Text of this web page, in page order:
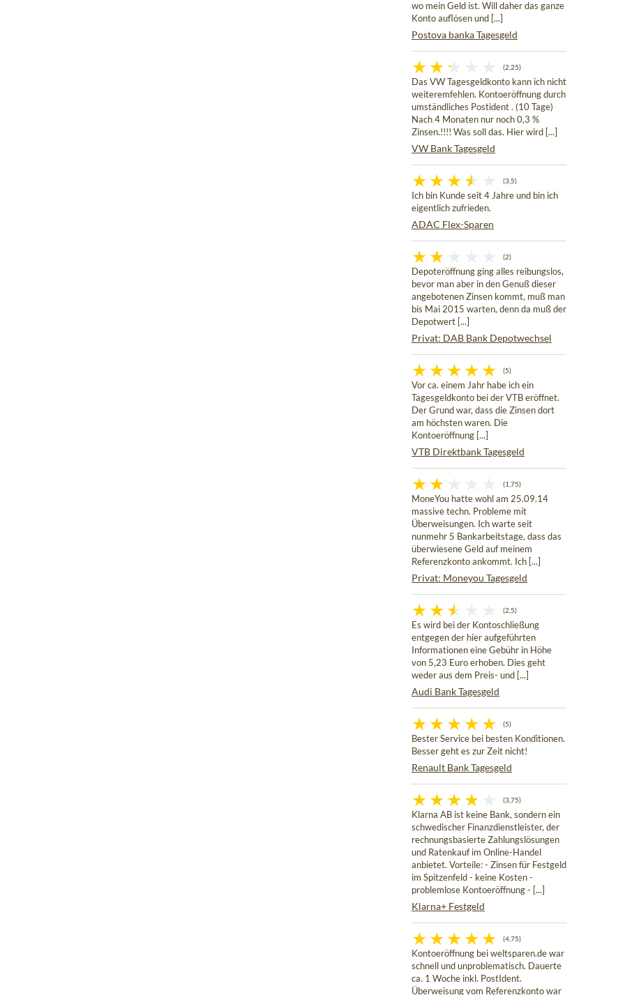
wo mein Geld ist. Will daher das ganze
Konto auflösen und [...]
Postova banka Tagesgeld
(2,25)
Das VW Tagesgeldkonto kann ich nicht
weiteremfehlen. Kontoeröffnung durch
umständliches Postident . (10 Tage)
Nach 4 Monaten nur noch 0,3 %
Zinsen.!!!! Was soll das. Hier wird [...]
VW Bank Tagesgeld
(3,5)
Ich bin Kunde seit 4 Jahre und bin ich
eigentlich zufrieden.
ADAC Flex-Sparen
(2)
Depoteröffnung ging alles reibungslos,
bevor man aber in den Genuß dieser
angebotenen Zinsen kommt, muß man
bis Mai 2015 warten, denn da muß der
Depotwert [...]
Privat: DAB Bank Depotwechsel
(5)
Vor ca. einem Jahr habe ich ein
Tagesgeldkonto bei der VTB eröffnet.
Der Grund war, dass die Zinsen dort
am höchsten waren. Die
Kontoeröffnung [...]
VTB Direktbank Tagesgeld
(1,75)
MoneYou hatte wohl am 25.09.14
massive techn. Probleme mit
Überweisungen. Ich warte seit
nunmehr 5 Bankarbeitstage, dass das
überwiesene Geld auf meinem
Referenzkonto ankommt. Ich [...]
Privat: Moneyou Tagesgeld
(2,5)
Es wird bei der Kontoschließung
entgegen der hier aufgeführten
Informationen eine Gebühr in Höhe
von 5,23 Euro erhoben. Dies geht
weder aus dem Preis- und [...]
Audi Bank Tagesgeld
(5)
Bester Service bei besten Konditionen.
Besser geht es zur Zeit nicht!
Renault Bank Tagesgeld
(3,75)
Klarna AB ist keine Bank, sondern ein
schwedischer Finanzdienstleister, der
rechnungsbasierte Zahlungslösungen
und Ratenkauf im Online-Handel
anbietet. Vorteile: - Zinsen für Festgeld
im Spitzenfeld - keine Kosten -
problemlose Kontoeröffnung - [...]
Klarna+ Festgeld
(4,75)
Kontoeröffnung bei weltsparen.de war
schnell und unproblematisch. Dauerte
ca. 1 Woche inkl. PostIdent.
Überweisung vom Referenzkonto war